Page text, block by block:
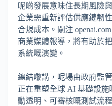
呢啲發展意味住長期風險
企業需重新評估供應鏈韌
合規成本。關注
商業媒體報導，將有助於
系統嘅演變。
總結嚟講，呢場由政府監
正在重塑全球 AI 基礎設施
動透明、可審核嘅測試流